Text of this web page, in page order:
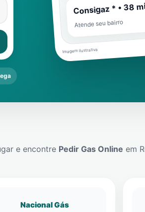
Consigaz * • 38
Atende seu bairro
Imagem ilustrativa
e encontre Pedir Gas Online em
Nacional Gás